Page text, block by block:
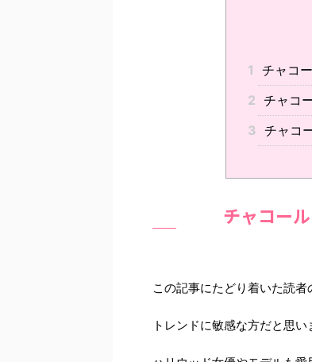
1 チャコ
2 チャコ
3 チャコ
チャコー
この記事にたどり着いた読者
トレンドに敏感な方だと思い